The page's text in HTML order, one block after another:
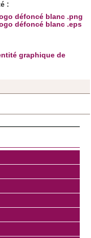
:
défoncé blanc .png
défoncé blanc .eps
graphique de